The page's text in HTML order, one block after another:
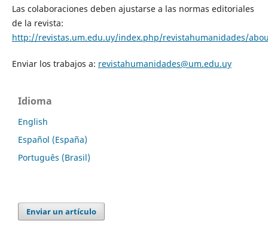
Las colaboraciones deben ajustarse a las normas editoriales
de la revista:
http://revistas.um.edu.uy/index.php/revistahumanidades/
Enviar los trabajos a: revistahumanidades@um.edu.uy
Idioma
English
Español (España)
Português (Brasil)
Enviar un artículo